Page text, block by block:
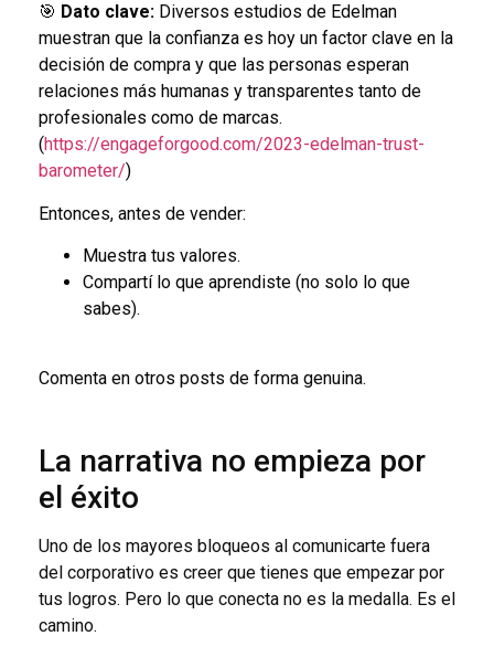
🎯 Dato clave: Diversos estudios de Edelman
muestran que la confianza es hoy un factor clave en la
decisión de compra y que las personas esperan
relaciones más humanas y transparentes tanto de
profesionales como de marcas.
(https://engageforgood.com/2023-edelman-trust-
barometer/)
Entonces, antes de vender:
Muestra tus valores.
Compartí lo que aprendiste (no solo lo que
sabes).
Comenta en otros posts de forma genuina.
La narrativa no empieza por
el éxito
Uno de los mayores bloqueos al comunicarte fuera
del corporativo es creer que tienes que empezar por
tus logros. Pero lo que conecta no es la medalla. Es el
camino.